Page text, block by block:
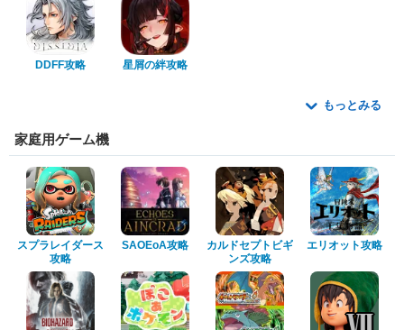
DDFF攻略 星屑の絆攻略
もっとみる
家庭用ゲーム機
スプラレイダース
攻略
SAOEoA攻略
カルドセプトビギ
ンズ攻略
エリオット攻略